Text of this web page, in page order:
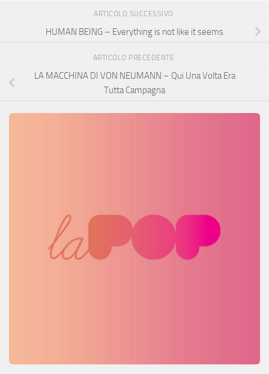
ARTICOLO SUCCESSIVO
HUMAN BEING – Everything is not like it seems
ARTICOLO PRECEDENTE
LA MACCHINA DI VON NEUMANN – Qui Una Volta Era
Tutta Campagna